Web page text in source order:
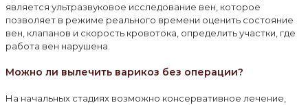
является ультразвуковое исследование вен, которое
позволяет в режиме реального времени оценить состояние
вен, клапанов и скорость кровотока, определить участки, где
работа вен нарушена.
Можно ли вылечить варикоз без операции?
На начальных стадиях возможно консервативное лечение,